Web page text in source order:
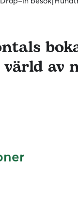
värld av